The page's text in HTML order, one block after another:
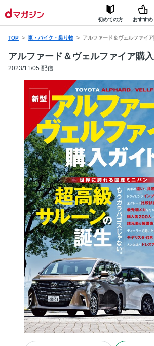
初めての方 おすすめ
TOP 車・バイク・乗り物 アルファード＆ヴェルファイ
アルファード＆ヴェルファイア購
2023/11/05 配信